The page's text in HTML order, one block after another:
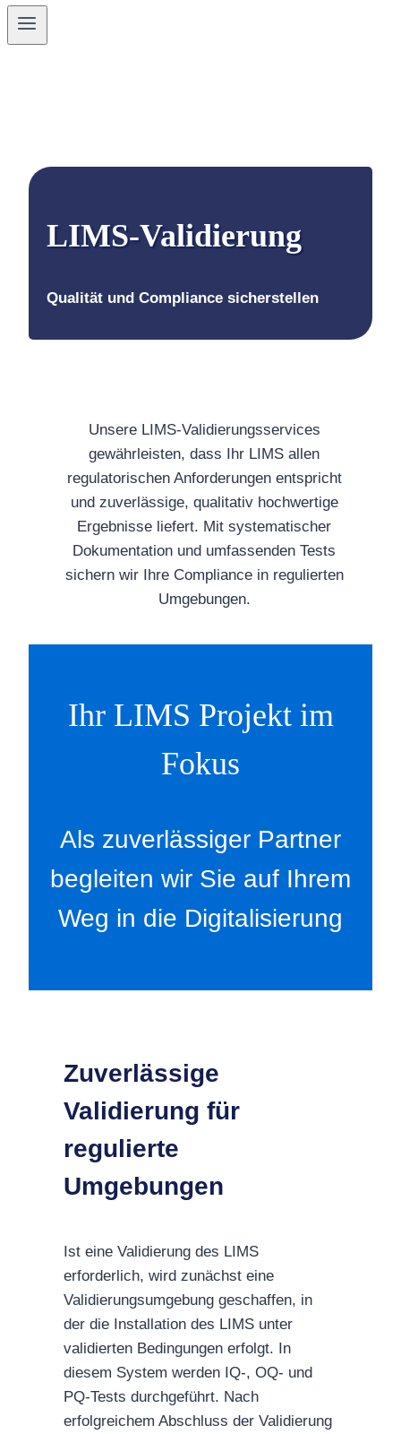
LIMS-Validierung
Qualität und Compliance sicherstellen
Unsere LIMS-Validierungsservices
gewährleisten, dass Ihr LIMS allen
regulatorischen Anforderungen entspricht
und zuverlässige, qualitativ hochwertige
Ergebnisse liefert. Mit systematischer
Dokumentation und umfassenden Tests
sichern wir Ihre Compliance in regulierten
Umgebungen.
Ihr LIMS Projekt im
Fokus
Als zuverlässiger Partner
begleiten wir Sie auf Ihrem
Weg in die Digitalisierung
Zuverlässige
Validierung für
regulierte
Umgebungen
Ist eine Validierung des LIMS
erforderlich, wird zunächst eine
Validierungsumgebung geschaffen, in
der die Installation des LIMS unter
validierten Bedingungen erfolgt. In
diesem System werden IQ‑, OQ- und
PQ-Tests durchgeführt. Nach
erfolgreichem Abschluss der Validierung